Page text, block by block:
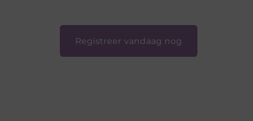
Registreer vandaag nog